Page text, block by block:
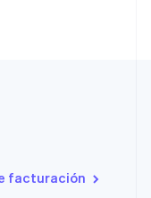
facturación